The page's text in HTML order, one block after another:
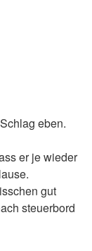
eben.
er je wieder
gut
steuerbord